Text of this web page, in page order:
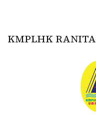
KMPLHK RANITA